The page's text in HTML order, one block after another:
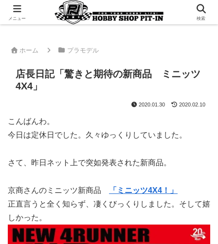
千葉県君津市でラジコンやプラモデルを販売。 ピットインのウェブサイトです
ホーム プラモデル
店長日記「驚きと期待の新商品 ミニッツ
4X4」
2020.01.30 2020.02.10
こんばんわ。
今日は定休日でした。久々ゆっくりしていました。
さて、昨日ネット上で突如発表された新商品。
京商さんのミニッツ新商品
「ミニッツ4X4！」
正直言うと全く知らず、凄くびっくりしました。そして嬉
しかった。
メニュー 検索